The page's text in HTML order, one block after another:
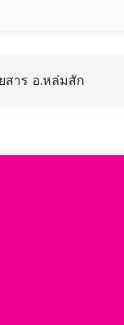
สาร อ.หล่มสัก